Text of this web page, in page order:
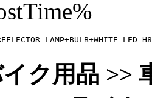
REFLECTOR
ク用品 >>